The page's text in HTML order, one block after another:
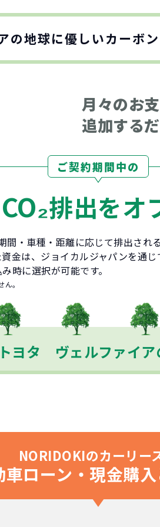
の地球に優しいカーボ
月々のお
追加する
ご契約期間中の
CO₂排出をオ
間・車種・距離に応じて排出され
金は、ジョイカルジャパンを通
時に選択が可能です。
。
トヨタ ヴェルファイア
NORIDOKIのカーリー
車ローン・現金購